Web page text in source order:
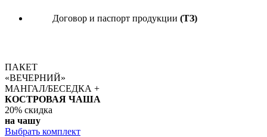
Договор и паспорт продукции (ТЗ)
ПАКЕТ
«ВЕЧЕРНИЙ»
МАНГАЛ/БЕСЕДКА +
КОСТРОВАЯ ЧАША
20% скидка
на чашу
Выбрать комплект